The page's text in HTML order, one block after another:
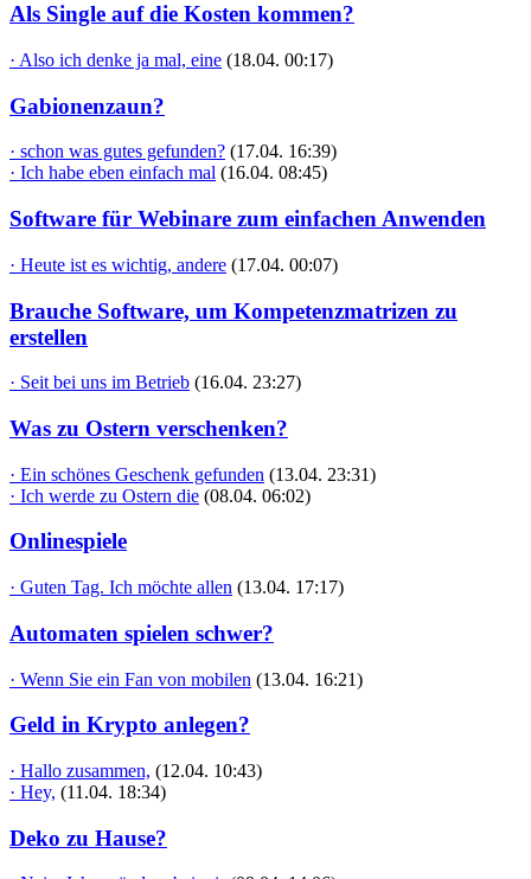
Als Single auf die Kosten kommen?
· Also ich denke ja mal, eine (18.04. 00:17)
Gabionenzaun?
· schon was gutes gefunden? (17.04. 16:39)
· Ich habe eben einfach mal (16.04. 08:45)
Software für Webinare zum einfachen Anwenden
· Heute ist es wichtig, andere (17.04. 00:07)
Brauche Software, um Kompetenzmatrizen zu
erstellen
· Seit bei uns im Betrieb (16.04. 23:27)
Was zu Ostern verschenken?
· Ein schönes Geschenk gefunden (13.04. 23:31)
· Ich werde zu Ostern die (08.04. 06:02)
Onlinespiele
· Guten Tag. Ich möchte allen (13.04. 17:17)
Automaten spielen schwer?
· Wenn Sie ein Fan von mobilen (13.04. 16:21)
Geld in Krypto anlegen?
· Hallo zusammen, (12.04. 10:43)
· Hey, (11.04. 18:34)
Deko zu Hause?